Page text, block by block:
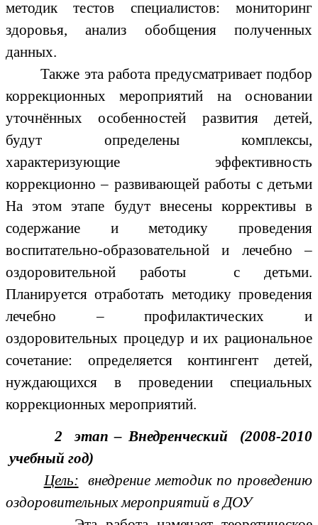
методик тестов специалистов: мониторинг
здоровья, анализ обобщения полученных
данных.
Также эта работа предусматривает подбор
коррекционных мероприятий на основании
уточнённых особенностей развития детей,
будут определены комплексы,
характеризующие эффективность
коррекционно – развивающей работы с детьми
На этом этапе будут внесены коррективы в
содержание и методику проведения
воспитательно-образовательной и лечебно –
оздоровительной работы с детьми.
Планируется отработать методику проведения
лечебно – профилактических и
оздоровительных процедур и их рациональное
сочетание: определяется контингент детей,
нуждающихся в проведении специальных
коррекционных мероприятий.
2 этап – Внедренческий (2008-2010
учебный год)
Цель: внедрение методик по проведению
оздоровительных мероприятий в ДОУ